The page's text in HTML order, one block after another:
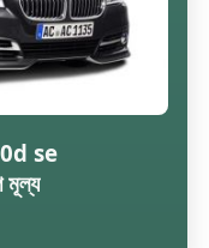
se
মূল্য